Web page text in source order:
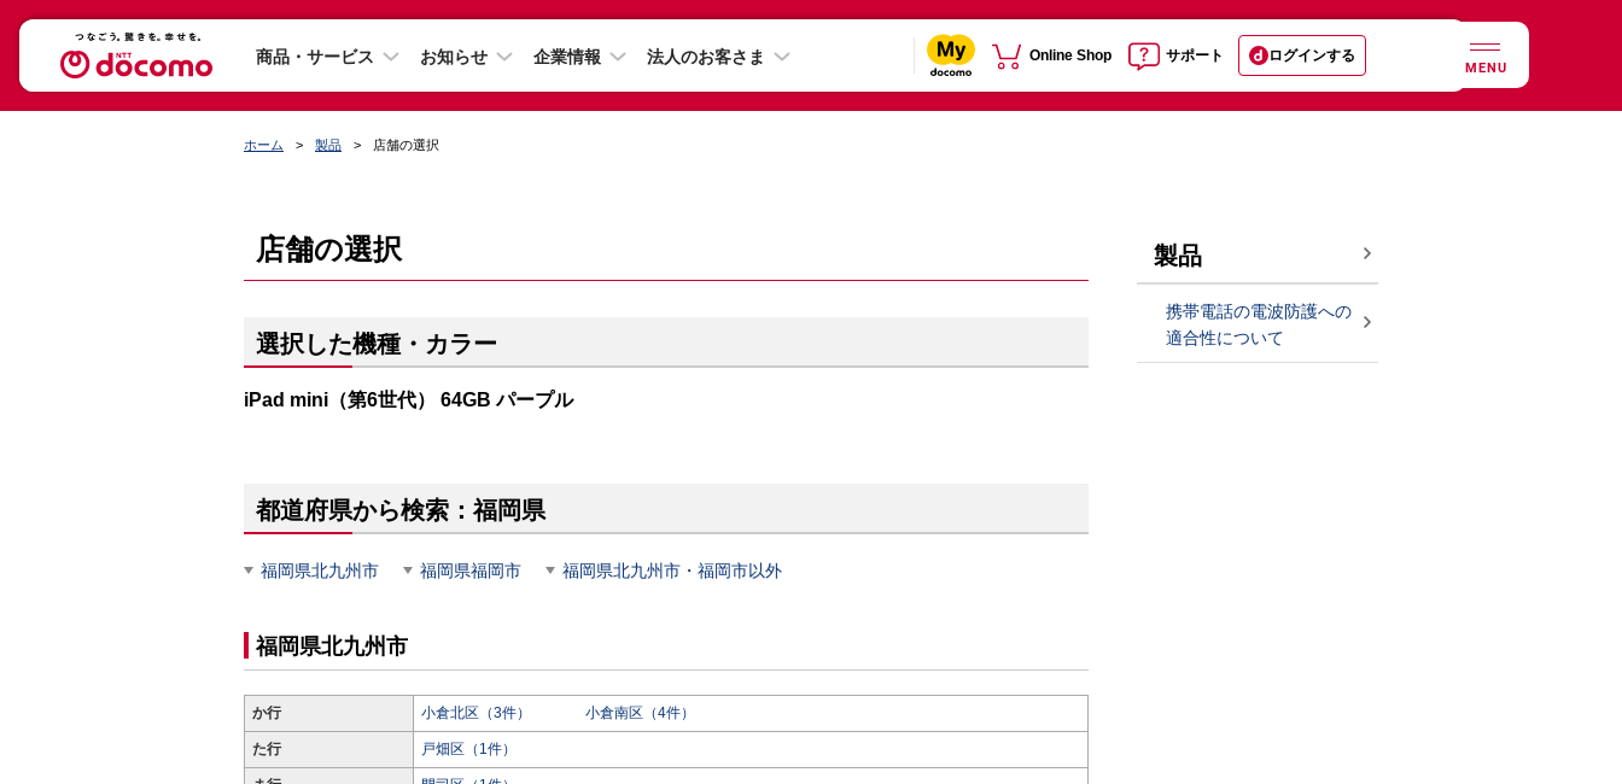
商品・サービス お知らせ 企業情報 法人のお客さま Online Shop サポート ログインする
MENU
ホーム 製品 店舗の選択
店舗の選択
選択した機種・カラー
iPad mini（第6世代） 64GB パープル
都道府県から検索：福岡県
福岡県北九州市 福岡県福岡市 福岡県北九州市・福岡市以外
福岡県北九州市
か行 小倉北区（3件） 小倉南区（4件）
た行 戸畑区（1件）
製品
携帯電話の電波防護への
適合性について